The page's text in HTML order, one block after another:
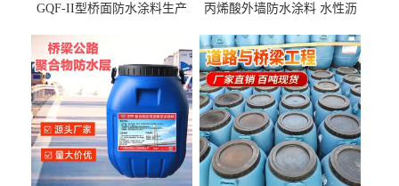
GQF-II型桥面防水涂料生产
丙烯酸外墙防水涂料 水性沥
厂家